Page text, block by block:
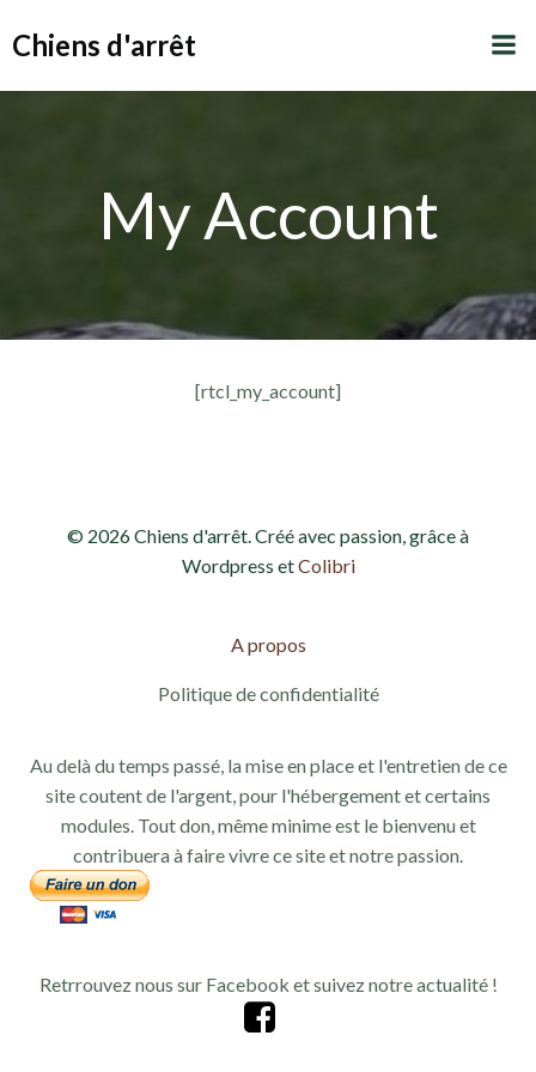
Chiens d'arrêt
My Account
[rtcl_my_account]
© 2026 Chiens d'arrêt. Créé avec passion, grâce à
Wordpress etColibri
A propos
Politique de confidentialité
Au delà du temps passé, la mise en place et l'entretien de ce
site coutent de l'argent, pour l'hébergement et certains
modules. Tout don, même minime est le bienvenu et
contribuera à faire vivre ce site et notre passion.
Retrrouvez nous sur Facebook et suivez notre actualité !